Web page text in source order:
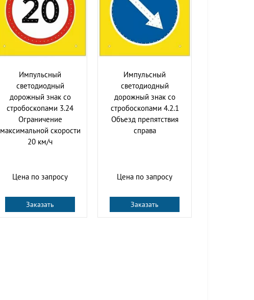
Импульсный
cветодиодный
дорожный знак со
стробоскопами 3.24
Ограничение
максимальной скорости
20 км/ч
Цена по запросу
Заказать
Импульсный
cветодиодный
дорожный знак со
стробоскопами 4.2.1
Объезд препятствия
справа
Цена по запросу
Заказать